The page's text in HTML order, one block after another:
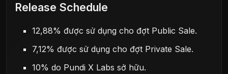
Release Schedule
12,88% được sử dụng cho đợt Public Sale.
7,12% được sử dụng cho đợt Private Sale.
10% do Pundi X Labs sở hữu.